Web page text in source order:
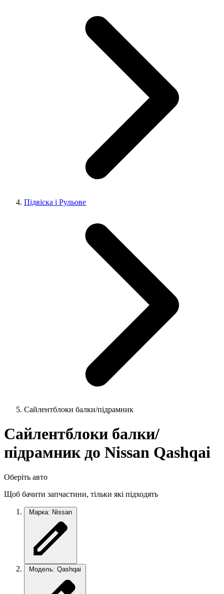
Підвіска і Рульове
Сайлентблоки балки/підрамник
Сайлентблоки балки/
підрамник до Nissan Qashqai
Оберіть авто
Щоб бачити запчастини, тільки які підходять
Марка: Nissan
Модель: Qashqai